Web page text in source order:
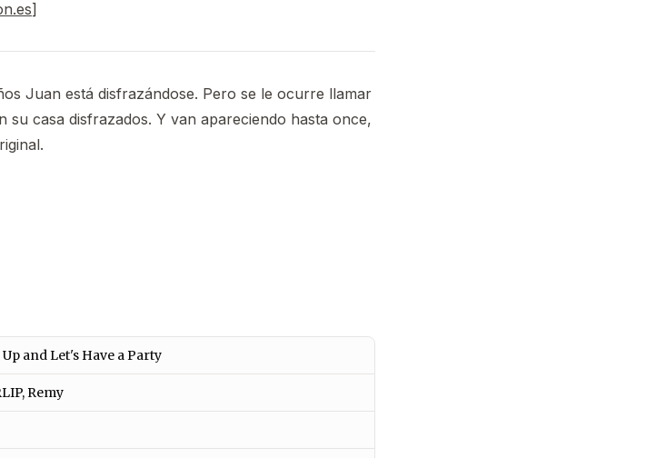
]
Juan está disfrazándose. Pero se le ocurre llamar
su casa disfrazados. Y van apareciendo hasta once,
and Let's Have a Party
Remy